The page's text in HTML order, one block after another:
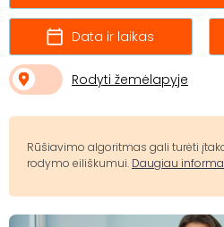
Data ir laikas
Rodyti žemėlapyje
Rūšiavimo algoritmas gali turėti
rodymo eiliškumui. Daugiau